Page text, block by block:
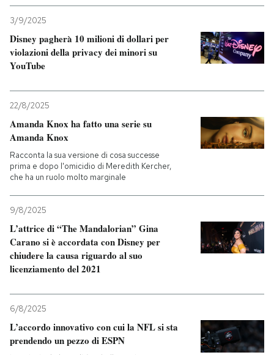
3/9/2025
Disney pagherà 10 milioni di dollari per
violazioni della privacy dei minori su
YouTube
22/8/2025
Amanda Knox ha fatto una serie su
Amanda Knox
Racconta la sua versione di cosa successe
prima e dopo l'omicidio di Meredith Kercher,
che ha un ruolo molto marginale
9/8/2025
L’attrice di “The Mandalorian” Gina
Carano si è accordata con Disney per
chiudere la causa riguardo al suo
licenziamento del 2021
6/8/2025
L’accordo innovativo con cui la NFL si sta
prendendo un pezzo di ESPN